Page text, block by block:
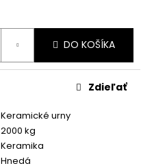
DO KOŠÍKA
Keramické urny
2000 kg
Keramika
Hnedá
Zdieľať